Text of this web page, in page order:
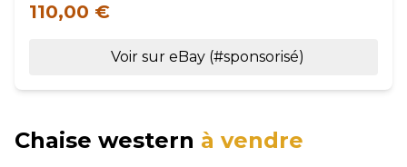
110,00 €
Voir sur eBay (#sponsorisé)
Chaise western à vendre